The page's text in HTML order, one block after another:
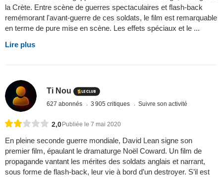
la Crète. Entre scène de guerres spectaculaires et flash-back
remémorant l'avant-guerre de ces soldats, le film est remarquable
en terme de pure mise en scène. Les effets spéciaux et le ...
Lire plus
Ti Nou
627 abonnés 3 905 critiques Suivre son activité
2,0Publiée le 7 mai 2020
En pleine seconde guerre mondiale, David Lean signe son
premier film, épaulant le dramaturge Noël Coward. Un film de
propagande vantant les mérites des soldats anglais et narrant,
sous forme de flash-back, leur vie à bord d’un destroyer. S’il est